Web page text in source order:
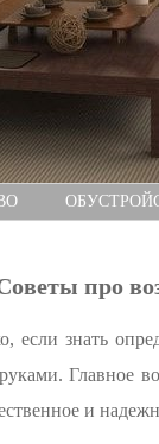
про
если знать
Главное
и